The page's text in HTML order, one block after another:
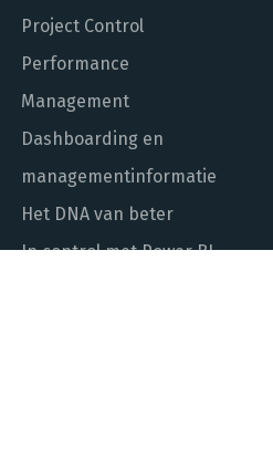
Project Control
Performance
Management
Dashboarding en
managementinformatie
Het DNA van beter
In control met Power BI